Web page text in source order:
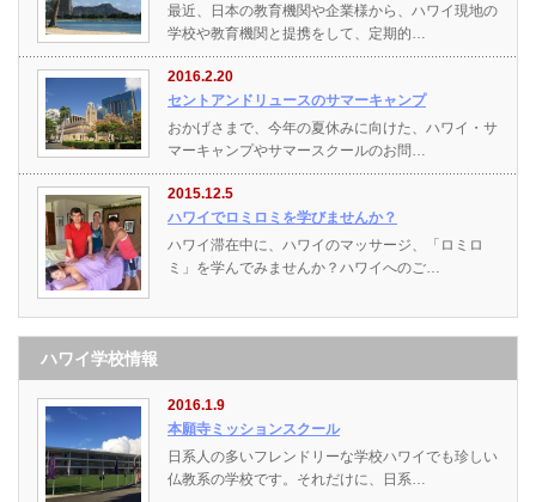
最近、日本の教育機関や企業様から、ハワイ現地の
学校や教育機関と提携をして、定期的…
2016.2.20
セントアンドリュースのサマーキャンプ
おかげさまで、今年の夏休みに向けた、ハワイ・サ
マーキャンプやサマースクールのお問…
2015.12.5
ハワイでロミロミを学びませんか？
ハワイ滞在中に、ハワイのマッサージ、「ロミロ
ミ」を学んでみませんか？ハワイへのご…
ハワイ学校情報
2016.1.9
本願寺ミッションスクール
日系人の多いフレンドリーな学校ハワイでも珍しい
仏教系の学校です。それだけに、日系…